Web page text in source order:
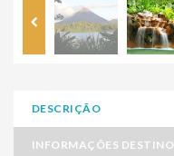
DESCRIÇÃO
INFORMAÇÕES DESTINO